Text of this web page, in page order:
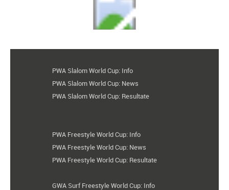
PWA Slalom World Cup: Info
PWA Slalom World Cup: News
PWA Slalom World Cup: Resultate
PWA Freestyle World Cup: Info
PWA Freestyle World Cup: News
PWA Freestyle World Cup: Resultate
GWA Surf Freestyle World Cup: Info